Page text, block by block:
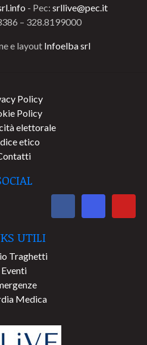
- Pec: srllive@pec.it
– 328.8199000
e layout Infoelba srl
Policy
Policy
elettorale
etico
UTILI
Traghetti
Eventi
Medica